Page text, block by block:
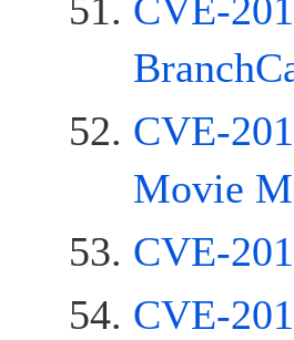
CVE-
CVE-
Movie
CVE-
CVE-